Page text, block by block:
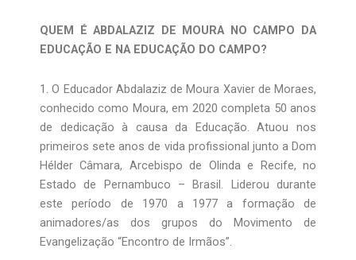
QUEM É ABDALAZIZ DE MOURA NO CAMPO DA
EDUCAÇÃO E NA EDUCAÇÃO DO CAMPO?
1. O Educador Abdalaziz de Moura Xavier de Moraes,
conhecido como Moura, em 2020 completa 50 anos
de dedicação à causa da Educação. Atuou nos
primeiros sete anos de vida profissional junto a Dom
Hélder Câmara, Arcebispo de Olinda e Recife, no
Estado de Pernambuco – Brasil. Liderou durante
este período de 1970 a 1977 a formação de
animadores/as dos grupos do Movimento de
Evangelização “Encontro de Irmãos”.